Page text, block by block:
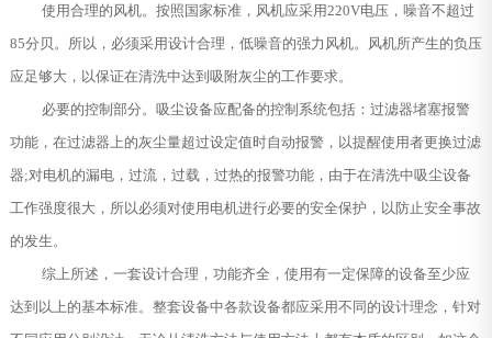
使用合理的风机。按照国家标准，风机应采用220V电压，噪音不超过
85分贝。所以，必须采用设计合理，低噪音的强力风机。风机所产生的负压
应足够大，以保证在清洗中达到吸附灰尘的工作要求。
必要的控制部分。吸尘设备应配备的控制系统包括：过滤器堵塞报警
功能，在过滤器上的灰尘量超过设定值时自动报警，以提醒使用者更换过滤
器;对电机的漏电，过流，过载，过热的报警功能，由于在清洗中吸尘设备
工作强度很大，所以必须对使用电机进行必要的安全保护，以防止安全事故
的发生。
综上所述，一套设计合理，功能齐全，使用有一定保障的设备至少应
达到以上的基本标准。整套设备中各款设备都应采用不同的设计理念，针对